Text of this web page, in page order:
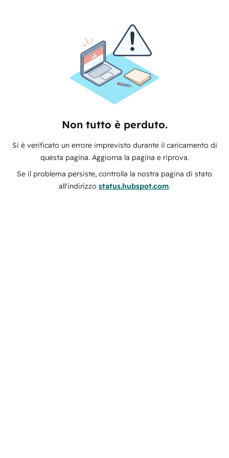
Non tutto è perduto.
Si è verificato un errore imprevisto durante il caricamento di
questa pagina. Aggiorna la pagina e riprova.
Se il problema persiste, controlla la nostra pagina di stato
all'indirizzo status.hubspot.com.